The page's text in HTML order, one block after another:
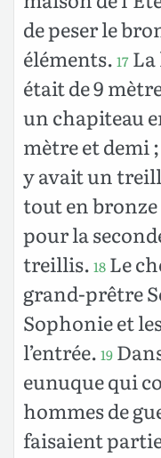
de peser le
éléments. 17
était de 9
un chapiteau
mètre et demi
y avait un
tout en
pour la
treillis. 18 Le
grand-prêtre
Sophonie et
l’entrée. 19
eunuque qui
hommes de
faisaient